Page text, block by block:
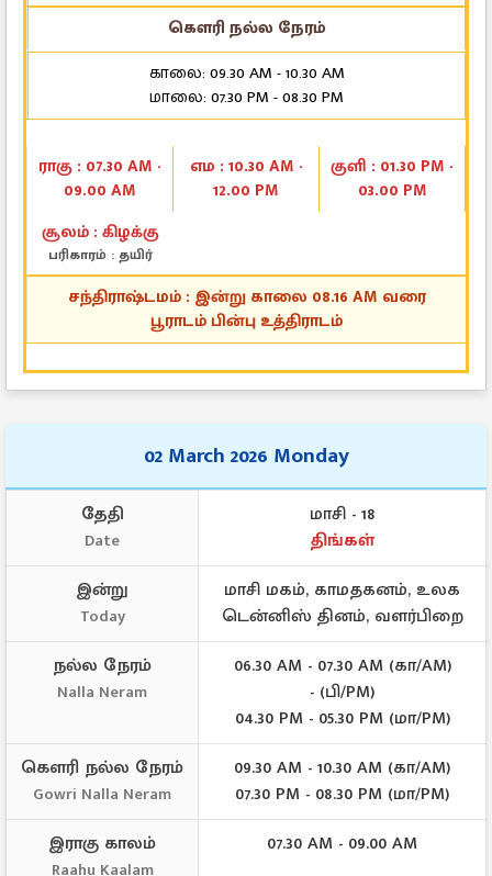
கௌரி நல்ல நேரம்
காலை: 09.30 AM - 10.30 AM
மாலை: 07.30 PM - 08.30 PM
ராகு : 07.30 AM -
09.00 AM
எம : 10.30 AM -
12.00 PM
குளி : 01.30 PM -
03.00 PM
சூலம் : கிழக்கு
பரிகாரம் : தயிர்
சந்திராஷ்டமம் : இன்று காலை 08.16 AM வரை
பூராடம் பின்பு உத்திராடம்
02 March 2026 Monday
தேதி
Date
மாசி - 18
திங்கள்
இன்று
Today
மாசி மகம், காமதகனம், உலக
டென்னிஸ் தினம், வளர்பிறை
நல்ல நேரம்
Nalla Neram
06.30 AM - 07.30 AM (கா/AM)
- (பி/PM)
04.30 PM - 05.30 PM (மா/PM)
கௌரி நல்ல நேரம்
Gowri Nalla Neram
09.30 AM - 10.30 AM (கா/AM)
07.30 PM - 08.30 PM (மா/PM)
இராகு காலம்
07.30 AM - 09.00 AM